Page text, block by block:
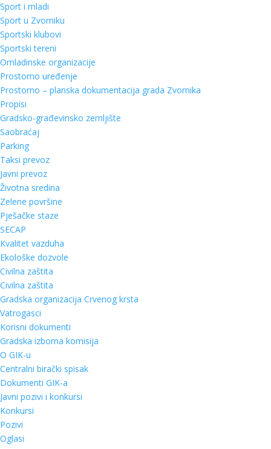
Sport i mladi
Sport u Zvorniku
Sportski klubovi
Sportski tereni
Omladinske organizacije
Prostorno uređenje
Prostorno – planska dokumentacija grada Zvornika
Propisi
Gradsko-građevinsko zemljište
Saobraćaj
Parking
Taksi prevoz
Javni prevoz
Životna sredina
Zelene površine
Pješačke staze
SECAP
Kvalitet vazduha
Ekološke dozvole
Civilna zaštita
Civilna zaštita
Gradska organizacija Crvenog krsta
Vatrogasci
Korisni dokumenti
Gradska izborna komisija
O GIK-u
Centralni birački spisak
Dokumenti GIK-a
Javni pozivi i konkursi
Konkursi
Pozivi
Oglasi